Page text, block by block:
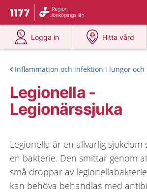
Till startsidan för 1177
Du har valt region
Logga in
på 1177.se
Hitta vård
på 1177.se
Inflammation och infektion i lungor
Legionella -
Legionärssjuka
Legionella är en allvarlig sjukdom
en bakterie. Den smittar genom
små droppar av
kan behöva behandlas med